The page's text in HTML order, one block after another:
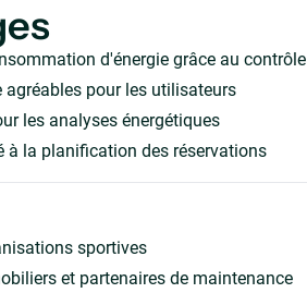
d'énergie grâce au
agréables pour les utilisateurs
les analyses énergétiques
à la planification des réservations
sportives
et partenaires de maintenance